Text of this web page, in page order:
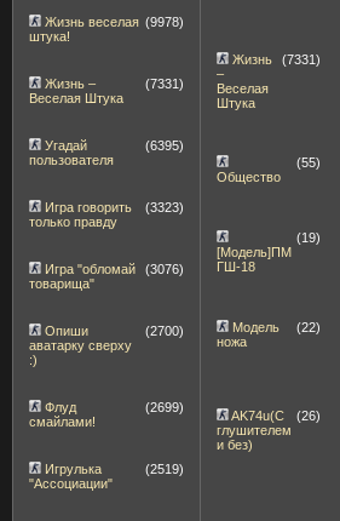
Жизнь веселая
штука!
(9978)
Жизнь –
Веселая Штука
(7331)
Угадай
пользователя
(6395)
Игра говорить
только правду
(3323)
Игра "обломай
товарища"
(3076)
Опиши
аватарку сверху
:)
(2700)
Флуд
смайлами!
(2699)
Игрулька
"Ассоциации"
(2519)
Жизнь
–
Веселая
Штука
(7331)
Общество
(55)
[Модель]ПМ
ГШ-18
(19)
Модель
ножа
(22)
AK74u(С
глушителем
и без)
(26)